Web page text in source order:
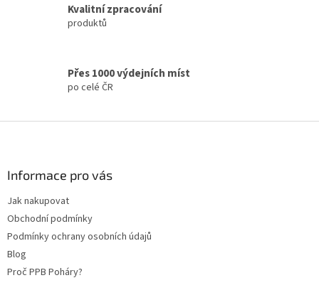
k
p
i
Kvalitní zpracování
produktů
Přes 1000 výdejních míst
po celé ČR
Informace pro vás
Jak nakupovat
Obchodní podmínky
Podmínky ochrany osobních údajů
Blog
Proč PPB Poháry?